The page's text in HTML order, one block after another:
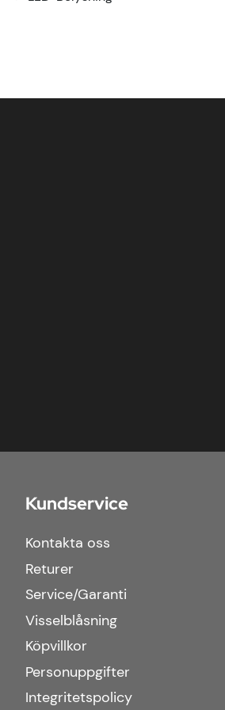
Kundservice
Kontakta oss
Returer
Service/Garanti
Visselblåsning
Köpvillkor
Personuppgifter
Integritetspolicy